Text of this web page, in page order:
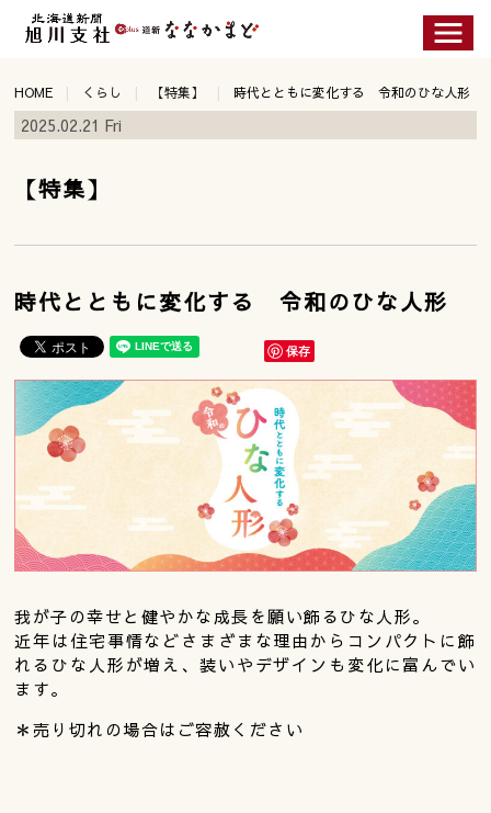
HOME くらし 【特集】 時代とともに変化する 令和のひな人形
2025.02.21 Fri
【特集】
時代とともに変化する 令和のひな人形
保存
我が子の幸せと健やかな成長を願い飾るひな人形。
近年は住宅事情などさまざまな理由からコンパクトに飾
れるひな人形が増え、装いやデザインも変化に富んでい
ます。
＊売り切れの場合はご容赦ください